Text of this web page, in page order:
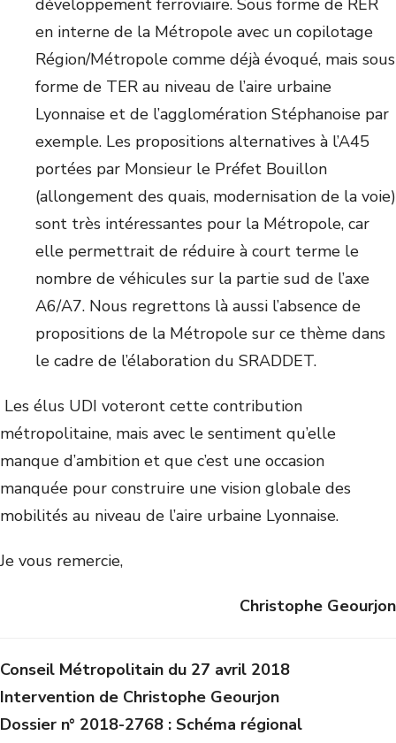
développement ferroviaire. Sous forme de RER
en interne de la Métropole avec un copilotage
Région/Métropole comme déjà évoqué, mais sous
forme de TER au niveau de l’aire urbaine
Lyonnaise et de l’agglomération Stéphanoise par
exemple. Les propositions alternatives à l’A45
portées par Monsieur le Préfet Bouillon
(allongement des quais, modernisation de la voie)
sont très intéressantes pour la Métropole, car
elle permettrait de réduire à court terme le
nombre de véhicules sur la partie sud de l’axe
A6/A7. Nous regrettons là aussi l’absence de
propositions de la Métropole sur ce thème dans
le cadre de l’élaboration du SRADDET.
Les élus UDI voteront cette contribution
métropolitaine, mais avec le sentiment qu’elle
manque d’ambition et que c’est une occasion
manquée pour construire une vision globale des
mobilités au niveau de l’aire urbaine Lyonnaise.
Je vous remercie,
Christophe Geourjon
Conseil Métropolitain du 27 avril 2018
Intervention de Christophe Geourjon
Dossier n° 2018-2768 : Schéma régional